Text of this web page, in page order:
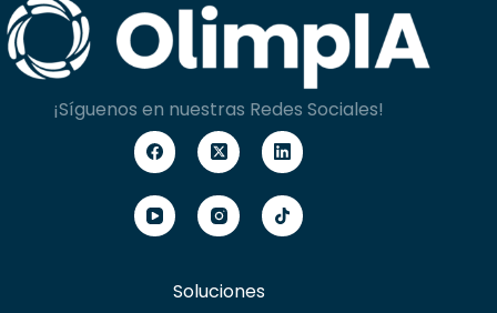
¡Síguenos en nuestras Redes Sociales!
Soluciones